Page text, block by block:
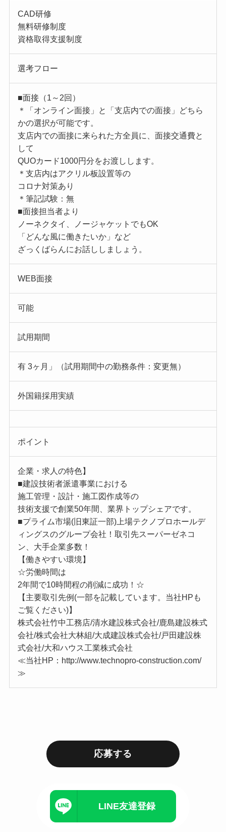
CAD研修
無料研修制度
資格取得支援制度
選考フロー
■面接（1～2回）
＊「オンライン面接」と「支店内での面接」どちら
かの選択が可能です。
支店内での面接に来られた方全員に、面接交通費と
して
QUOカード1000円分をお渡しします。
＊支店内はアクリル板設置等の
コロナ対策あり
＊筆記試験：無
■面接担当者より
ノーネクタイ、ノージャケットでもOK
「どんな風に働きたいか」など
ざっくばらんにお話ししましょう。
WEB面接
可能
試用期間
有 3ヶ月」（試用期間中の勤務条件：変更無）
外国籍採用実績
ポイント
企業・求人の特色】
■建設技術者派遣事業における
施工管理・設計・施工図作成等の
技術支援で創業50年間、業界トップシェアです。
■プライム市場(旧東証一部)上場テクノプロホールデ
ィングスのグループ会社！取引先スーパーゼネコ
ン、大手企業多数！
【働きやすい環境】
☆労働時間は
2年間で10時間程の削減に成功！☆
【主要取引先例(一部を記載しています。当社HPも
ご覧ください)】
株式会社竹中工務店/清水建設株式会社/鹿島建設株式
会社/株式会社大林組/大成建設株式会社/戸田建設株
式会社/大和ハウス工業株式会社
≪当社HP：http://www.technopro-construction.com/
≫
応募する
LINE友達登録